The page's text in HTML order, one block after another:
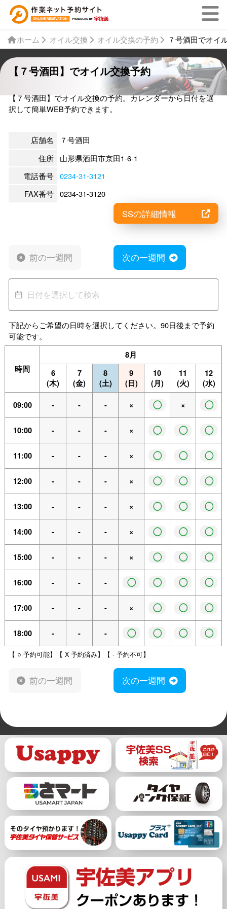
ホーム オイル交換 オイル交換の予約 ７号酒田でオイ
【７号酒田】でオイル交換予約
【７号酒田】でオイル交換の予約。カレンダーから日付を選
択して簡単WEB予約できます。
店舗名
７号酒田
住所
山形県酒田市京田1-6-1
電話番号 0234-31-3121
FAX番号 0234-31-3120
SSの詳細情報
前の一週間 次の一週間
下記からご希望の日時を選択してください。90日後まで予約
可能です。
時間
8月
6
(木)
7
(金)
8
(土)
9
(日)
10
(月)
11
(火)
12
(水)
09:00 - - - × ◯ × ◯
10:00 - - - × ◯ ◯ ◯
11:00 - - - × ◯ ◯ ◯
12:00 - - - × ◯ ◯ ◯
13:00 - - - × ◯ ◯ ◯
14:00 - - - × ◯ ◯ ◯
15:00 - - - × ◯ ◯ ◯
16:00 - - - ◯ ◯ ◯ ◯
17:00 - - - × ◯ ◯ ◯
18:00 - - - ◯ ◯ ◯ ◯
【 ○ 予約可能】【 X 予約済み】【 - 予約不可】
前の一週間 次の一週間